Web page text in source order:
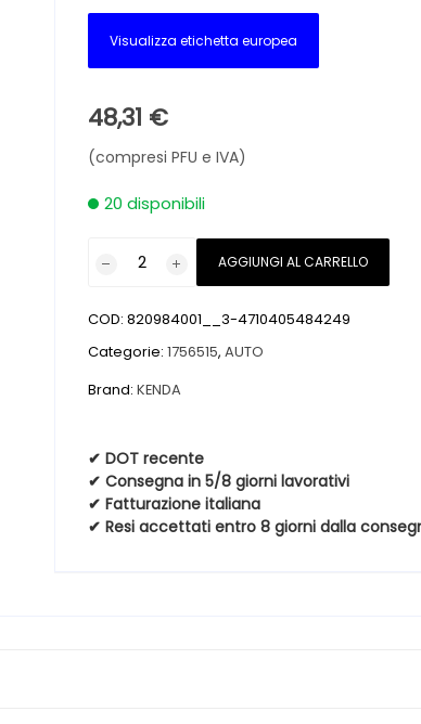
Visualizza etichetta europea
48,31 €
(compresi PFU e IVA)
20 disponibili
KENETICA
PRO
65
15
84T
quantità
AGGIUNGI AL CARRELLO
COD: 820984001__3-4710405484249
Categorie: 1756515, AUTO
Brand: KENDA
✔ DOT recente
✔ Consegna in 5/8 giorni lavorativi
✔ Fatturazione italiana
✔ Resi accettati entro 8 giorni dalla